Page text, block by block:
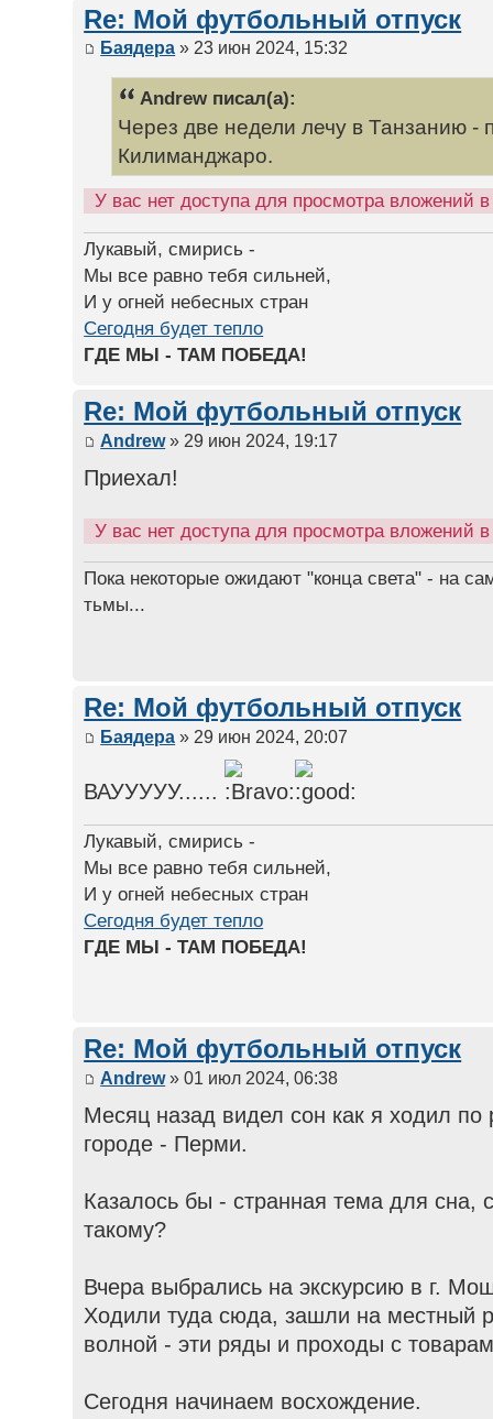
Re: Мой футбольный отпуск
Баядера » 23 июн 2024, 15:32
Andrew писал(а):
Через две недели лечу в Танзанию -
Килиманджаро.
У вас нет доступа для просмотра вложений
Лукавый, смирись -
Мы все равно тебя сильней,
И у огней небесных стран
Сегодня будет тепло
ГДЕ МЫ - ТАМ ПОБЕДА!
Re: Мой футбольный отпуск
Andrew» 29 июн 2024, 19:17
Приехал!
У вас нет доступа для просмотра вложений
Пока некоторые ожидают "конца света" - на
тьмы...
Re: Мой футбольный отпуск
Баядера » 29 июн 2024, 20:07
ВАУУУУУ......
Лукавый, смирись -
Мы все равно тебя сильней,
И у огней небесных стран
Сегодня будет тепло
ГДЕ МЫ - ТАМ ПОБЕДА!
Re: Мой футбольный отпуск
Andrew» 01 июл 2024, 06:38
Месяц назад видел сон как я ходил
городе - Перми.
Казалось бы - странная тема для сна,
такому?
Вчера выбрались на экскурсию в г.
Ходили туда сюда, зашли на местный
волной - эти ряды и проходы с
Сегодня начинаем восхождение.